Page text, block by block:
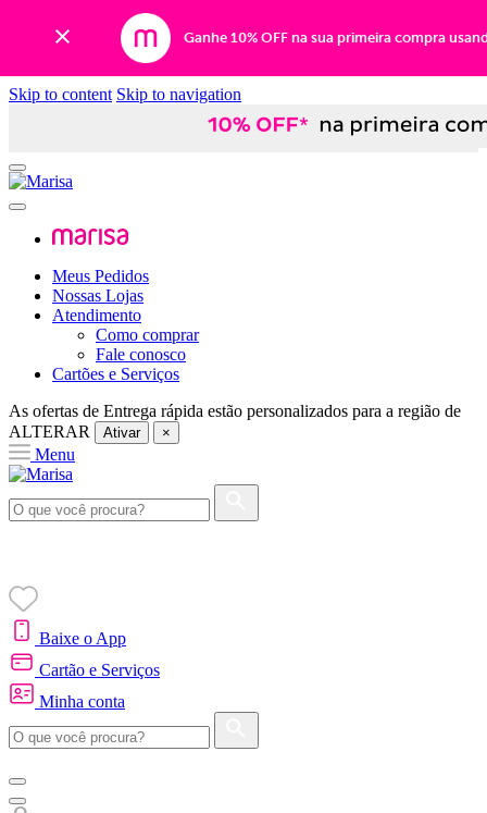
Ganhe 10% OFF na sua primeira compra
Skip to content Skip to navigation
Meus Pedidos
Nossas Lojas
Atendimento
Como comprar
Fale conosco
Cartões e Serviços
As ofertas de Entrega rápida estão personalizados para a região de
ALTERAR
Ativar ×
Menu
Baixe o App
Cartão e Serviços
Minha conta